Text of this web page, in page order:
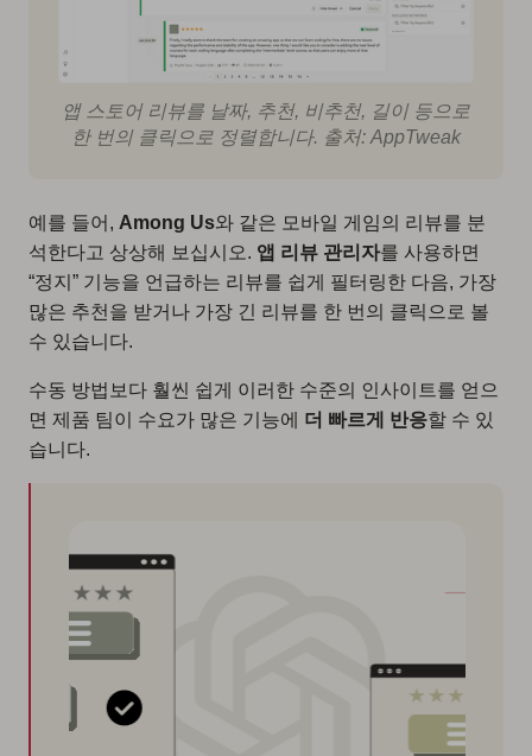
앱 스토어 리뷰를 날짜, 추천, 비추천, 길이 등으로
한 번의 클릭으로 정렬합니다. 출처: AppTweak
예를 들어, Among Us와 같은 모바일 게임의 리뷰를 분
석한다고 상상해 보십시오. 앱 리뷰 관리자를 사용하면
“정지” 기능을 언급하는 리뷰를 쉽게 필터링한 다음, 가장
많은 추천을 받거나 가장 긴 리뷰를 한 번의 클릭으로 볼
수 있습니다.
수동 방법보다 훨씬 쉽게 이러한 수준의 인사이트를 얻으
면 제품 팀이 수요가 많은 기능에 더 빠르게 반응할 수 있
습니다.